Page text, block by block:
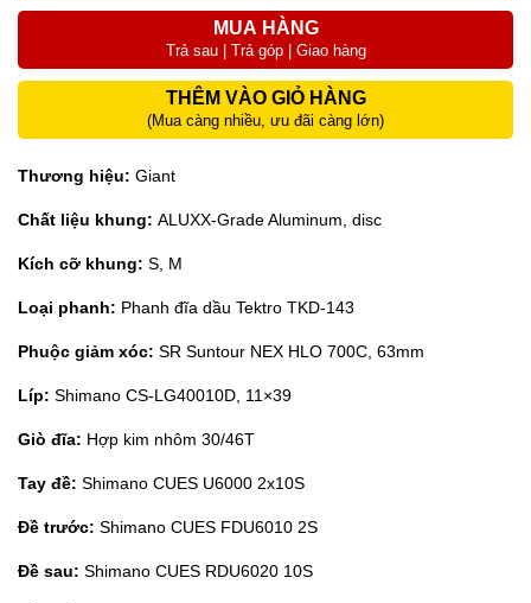
MUA HÀNG
Trả sau | Trả góp | Giao hàng
THÊM VÀO GIỎ HÀNG
(Mua càng nhiều, ưu đãi càng lớn)
Thương hiệu: Giant
Chất liệu khung: ALUXX-Grade Aluminum, disc
Kích cỡ khung: S, M
Loại phanh: Phanh đĩa dầu Tektro TKD-143
Phuộc giảm xóc: SR Suntour NEX HLO 700C, 63mm
Líp: Shimano CS-LG40010D, 11×39
Giò đĩa: Hợp kim nhôm 30/46T
Tay đề: Shimano CUES U6000 2x10S
Đề trước: Shimano CUES FDU6010 2S
Đề sau: Shimano CUES RDU6020 10S